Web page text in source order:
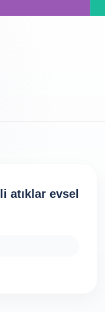
atıklar evsel